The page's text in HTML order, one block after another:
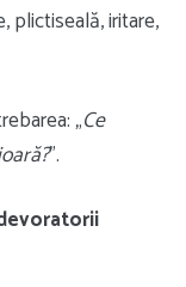
plictiseală, iritare,
„Ce
”.